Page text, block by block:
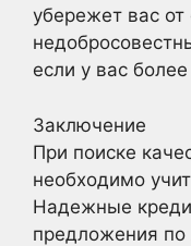
убережет вас
если у вас
Заключение
При поиске
необходимо
Надежные
предложения по